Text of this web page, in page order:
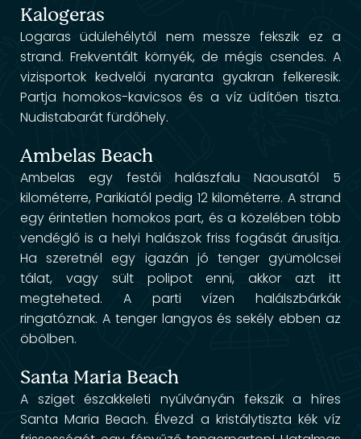
Kalogeras
Logaras üdülehélytől nem messze fekszik ez a
strand. Frekventált környék, de mégis csendes. A
vizisportok kedvelői nyaranta gyakran felkeresik.
Partja homokos-kavicsos és a víz üdítően tiszta.
Nudistabarát fürdőhely.
Ambelas Beach
Ambelas egy festői halászfalu Naousatól 5
kilométerre, Parikiatól pedig 12 kilométerre. A strand
egy érintetlen homokos part, és a közelében több
vendéglő is a helyi halászok friss fogását árusítja.
Ha szeretnél egy igazán jó tenger gyümölcsei
tálat, vagy sült polipot enni, akkor azt itt
megteheted. A parti vízen halálszbárkák
ringatóznak. A tenger langyos és sekély ebben az
öbölben.
Santa Maria Beach
A sziget északkeleti nyúlványán fekszik a híres
Santa Maria Beach. Élvezd a kristálytiszta kék víz